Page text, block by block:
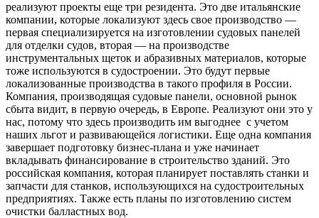
реализуют проекты еще три резидента. Это две итальянские
компании, которые локализуют здесь свое производство —
первая специализируется на изготовлении судовых панелей
для отделки судов, вторая — на производстве
инструментальных щеток и абразивных материалов, которые
тоже используются в судостроении. Это будут первые
локализованные производства в такого профиля в России.
Компания, производящая судовые панели, основной рынок
сбыта видит, в первую очередь, в Европе. Реализуют они это у
нас, потому что здесь производить им выгоднее с учетом
наших льгот и развивающейся логистики. Еще одна компания
завершает подготовку бизнес-плана и уже начинает
вкладывать финансирование в строительство зданий. Это
российская компания, которая планирует поставлять станки и
запчасти для станков, использующихся на судостроительных
предприятиях. Также есть планы по изготовлению систем
очистки балластных вод.